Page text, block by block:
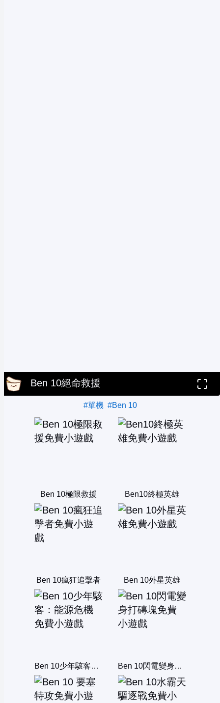
Ben 10絕命救援
#單機 #Ben 10
Ben 10極限救援 Ben10終極英雄
Ben 10瘋狂追擊者 Ben 10外星英雄
Ben 10少年駭客：能源危機 Ben 10閃電變身打磚塊